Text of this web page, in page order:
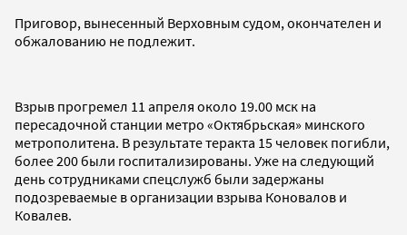
Приговор, вынесенный Верховным судом, окончателен и
обжалованию не подлежит.
Взрыв прогремел 11 апреля около 19.00 мск на
пересадочной станции метро «Октябрьская» минского
метрополитена. В результате теракта 15 человек погибли,
более 200 были госпитализированы. Уже на следующий
день сотрудниками спецслужб были задержаны
подозреваемые в организации взрыва Коновалов и
Ковалев.